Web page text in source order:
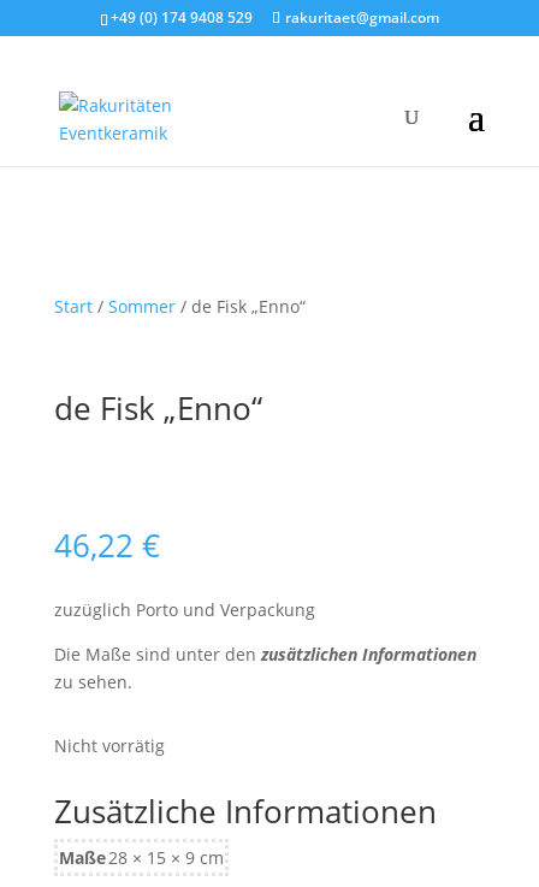
+49 (0) 174 9408 529 rakuritaet@gmail.com
Start/ Sommer/ de Fisk „Enno“
de Fisk „Enno“
46,22 €
zuzüglich Porto und Verpackung
Die Maße sind unter denzusätzlichen Informationen
zu sehen.
Nicht vorrätig
Zusätzliche Informationen
Maße28 × 15 × 9 cm